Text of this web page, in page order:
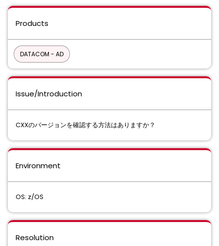
Products
DATACOM - AD
Issue/Introduction
CXXのバージョンを確認する方法はありますか？
Environment
OS: z/OS
Resolution